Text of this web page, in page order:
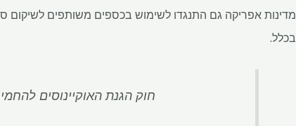
מדינות אפריקה גם התנגדו לשימוש בכספים משותפים
בכלל.
חוק הגנת האוקיינוסים